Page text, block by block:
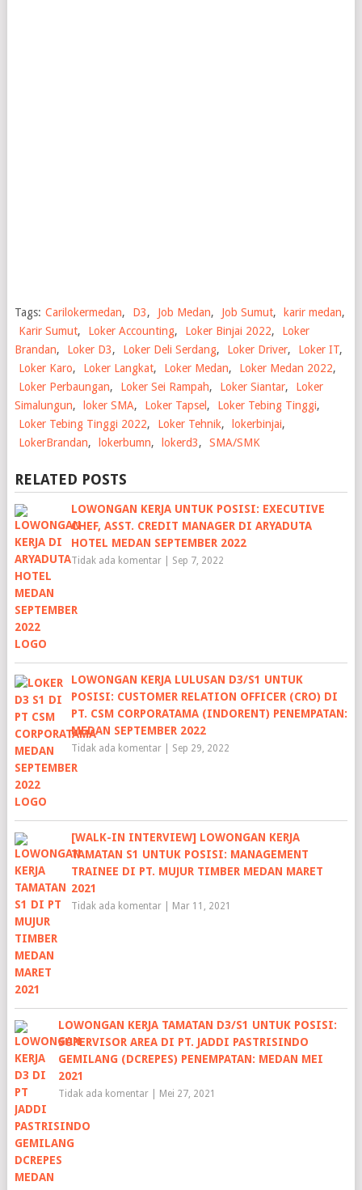
Tags: Carilokermedan, D3, Job Medan, Job Sumut, karir medan,
Karir Sumut, Loker Accounting, Loker Binjai 2022,
Loker
Brandan, Loker D3, Loker Deli Serdang, Loker Driver, Loker IT,
Loker Karo, Loker Langkat, Loker Medan, Loker Medan 2022,
Loker Perbaungan, Loker Sei Rampah, Loker Siantar,
Loker
Simalungun, loker SMA, Loker Tapsel , Loker Tebing Tinggi,
Loker Tebing Tinggi 2022, Loker Tehnik, lokerbinjai,
LokerBrandan, lokerbumn, lokerd3, SMA/SMK
RELATED POSTS
LOWONGAN KERJA UNTUK POSISI: EXECUTIVE
CHEF, ASST. CREDIT MANAGER DI ARYADUTA
HOTEL MEDAN SEPTEMBER 2022
Tidak ada komentar| Sep 7, 2022
LOWONGAN KERJA LULUSAN D3/S1 UNTUK
POSISI: CUSTOMER RELATION OFFICER (CRO) DI
PT. CSM CORPORATAMA (INDORENT) PENEMPATAN:
MEDAN SEPTEMBER 2022
Tidak ada komentar| Sep 29, 2022
[WALK-IN INTERVIEW] LOWONGAN KERJA
TAMATAN S1 UNTUK POSISI: MANAGEMENT
TRAINEE DI PT. MUJUR TIMBER MEDAN MARET
2021
Tidak ada komentar| Mar 11, 2021
LOWONGAN KERJA TAMATAN D3/S1 UNTUK POSISI:
SUPERVISOR AREA DI PT. JADDI PASTRISINDO
GEMILANG (DCREPES) PENEMPATAN: MEDAN MEI
2021
Tidak ada komentar| Mei 27, 2021